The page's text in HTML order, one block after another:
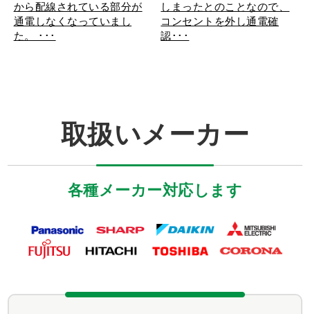
から配線されている部分が
通電しなくなっていまし
た。 ･･･
しまったとのことなので、
コンセントを外し通電確
認･･･
取扱いメーカー
各種メーカー対応します